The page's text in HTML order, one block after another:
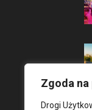
Zgoda
Drogi